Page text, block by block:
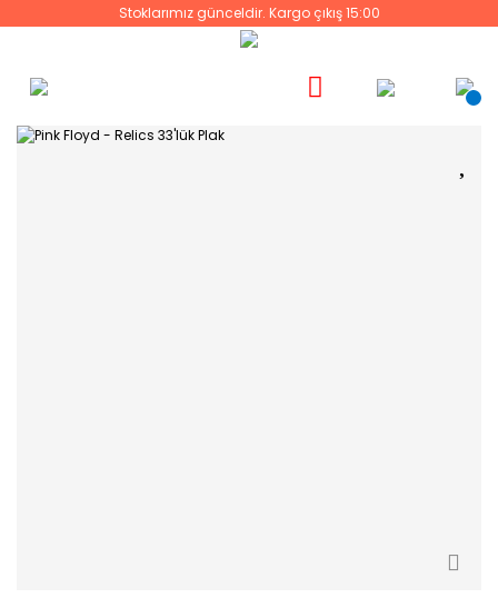
Stoklarımız günceldir. Kargo çıkış 15:00